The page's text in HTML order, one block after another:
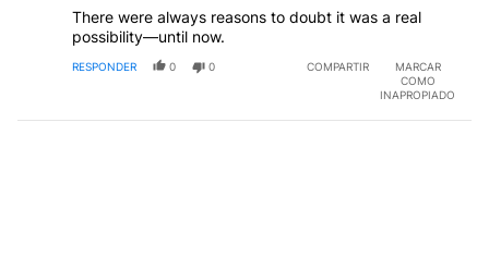
There were always reasons to doubt it was a real
possibility—until now.
RESPONDER 0 0 COMPARTIR
MARCAR
COMO
INAPROPIADO